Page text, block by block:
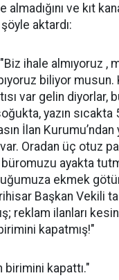
ve kıt
aktardı:
ihale almıyoruz ,
biliyor
var gelin diyorlar,
yazın
İlan
Oradan üç otuz
büromuzu ayakta
ekmek
Başkan Vekili
reklam ilanları
kapatmış!"
birimini kapattı."